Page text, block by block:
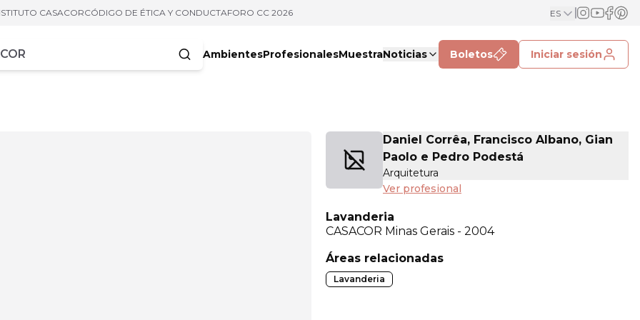
CASACORCÓDIGO DE ÉTICA Y CONDUCTAFORO CC 2026 ES
AmbientesProfesionalesMuestraNoticias Boletos Iniciar sesión
Daniel Corrêa, Francisco Albano, Gian
Paolo e Pedro Podestá
Arquitetura
Ver profesional
Lavanderia
CASACOR Minas Gerais - 2004
Áreas relacionadas
Lavanderia